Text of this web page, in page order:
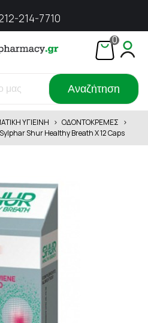
214-7710
0
Αναζήτηση
ΥΓΙΕΙΝΗ > ΟΔΟΝΤΟΚΡΕΜΕΣ >
Sylphar Shur Healthy Breath X 12 Caps